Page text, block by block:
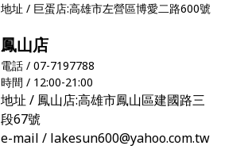
地址 / 巨蛋店:高雄市左營區博愛二路600號
鳳山店
電話 / 07-7197788
時間 / 12:00-21:00
地址 / 鳳山店:高雄市鳳山區建國路三
段67號
e-mail / lakesun600@yahoo.com.tw